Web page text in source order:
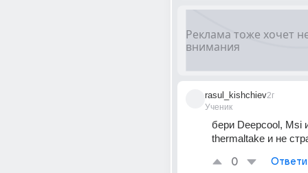
rasul_kishchiev
Ученик
2г
бери Deepcool, Msi
thermaltake и не
0